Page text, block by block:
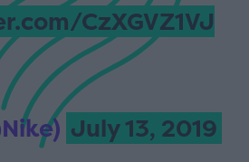
CzXGVZ1VJ
July 13, 2019